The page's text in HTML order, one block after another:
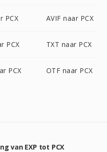
PCX AVIF naar PCX
PCX TXT naar PCX
PCX OTF naar PCX
van EXP tot PCX